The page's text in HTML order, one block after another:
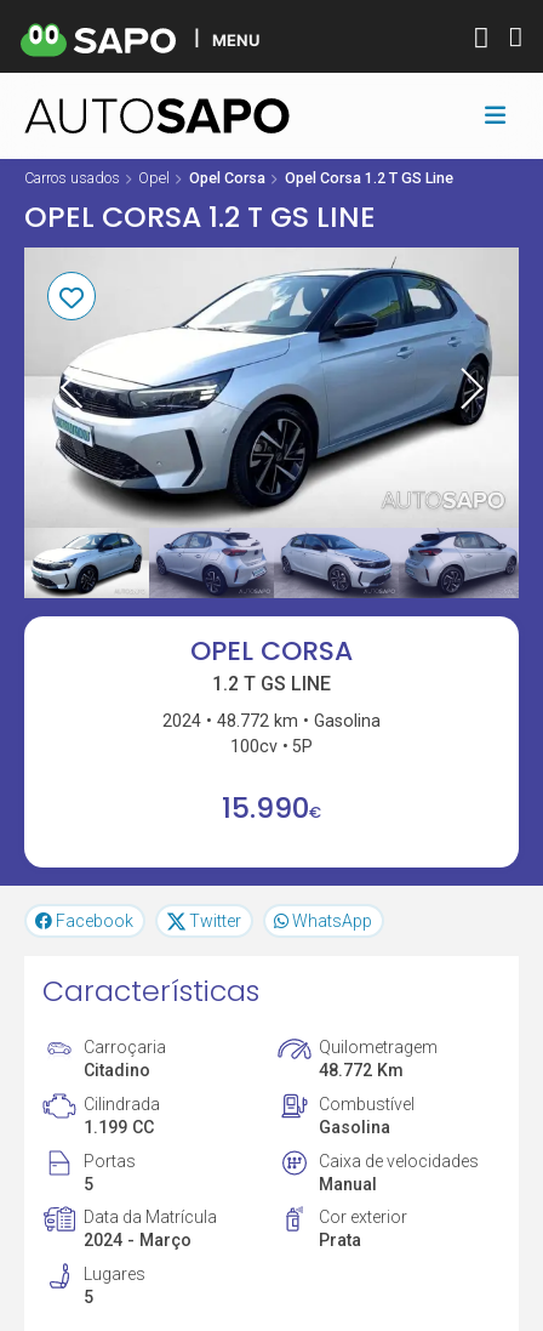
MENU
Carros usados Opel Opel Corsa Opel Corsa 1.2 T GS Line
OPEL CORSA 1.2 T GS LINE
OPEL CORSA
1.2 T GS LINE
2024 48.772 km
Gasolina
100cv
5P
15.990€
Facebook Twitter WhatsApp
Características
Carroçaria
Citadino
Quilometragem
48.772 Km
Cilindrada
1.199 CC
Combustível
Gasolina
Portas
5
Caixa de velocidades
Manual
Data da Matrícula
2024 - Março
Cor exterior
Prata
Lugares
5